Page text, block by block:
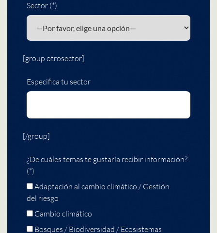
Sector (*)
[group otrosector]
Especifica tu sector
[/group]
¿De cuáles temas te gustaría recibir información?
(*)
Adaptación al cambio climático / Gestión
del riesgo
Cambio climático
Bosques / Biodiversidad / Ecosistemas